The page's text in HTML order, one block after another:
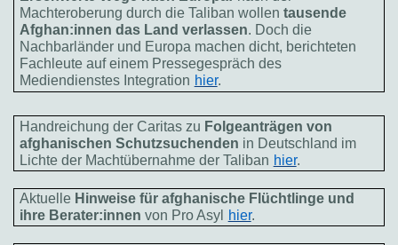
Machteroberung durch die Taliban wollen tausende
Afghan:innen das Land verlassen. Doch die
Nachbarländer und Europa machen dicht, berichteten
Fachleute auf einem Pressegespräch des
Mediendienstes Integration hier.
Handreichung der Caritas zu Folgeanträgen von
afghanischen Schutzsuchenden in Deutschland im
Lichte der Machtübernahme der Taliban hier.
Aktuelle Hinweise für afghanische Flüchtlinge und
ihre Berater:innen von Pro Asyl hier.